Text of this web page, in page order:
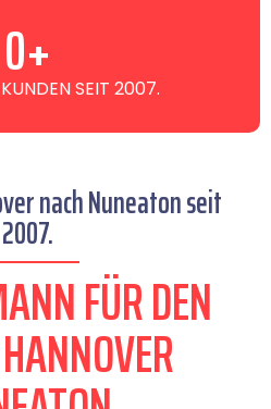
SEIT 2007.
0+
nach Nuneaton seit
2007.
FÜR DEN